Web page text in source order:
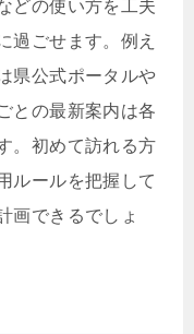
どの使い方を工夫
過ごせます。例え
県公式ポータルや
との最新案内は各
。初めて訪れる方
ルールを把握して
画できるでしょ